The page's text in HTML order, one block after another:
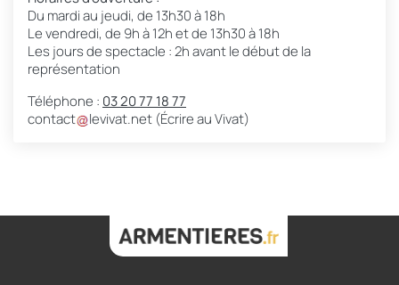
Du mardi au jeudi, de 13h30 à 18h
Le vendredi, de 9h à 12h et de 13h30 à 18h
Les jours de spectacle : 2h avant le début de la
représentation
Téléphone : 03 20 77 18 77
contact
levivat.net (Écrire au Vivat)